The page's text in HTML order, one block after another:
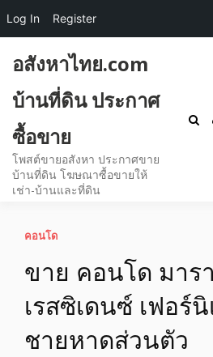
content
อสังหาไทย.com
บ้านที่ดิน ประกาศ
ซื้อขาย
โพสต์ขายอสังหา ประกาศขาย
บ้านที่ดิน โฆษณาซื้อขายให้
เช่า-บ้านและที่ดิน
คอนโด
ขาย คอนโด มาร
เรสซิเดนซ์ เฟอร์
ชายหาดส่วนตัว
Log In Register